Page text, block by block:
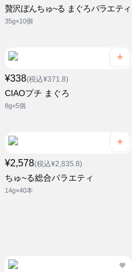
贅沢ぽんちゅ~る まぐろバラエティ
35g×10個
¥338(税込¥371.8)
CIAOプチ まぐろ
8g×5個
¥2,578(税込¥2,835.8)
ちゅ~る総合バラエティ
14g×40本